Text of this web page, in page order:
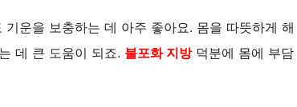
운을 보충하는 데 아주 좋아요. 몸을 따뜻하게 해
데 큰 도움이 되죠. 불포화 지방덕분에 몸에 부담